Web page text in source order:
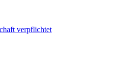
verpflichtet